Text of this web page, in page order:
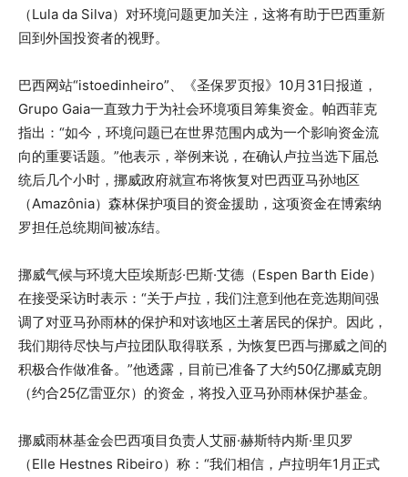
（Lula da Silva）对环境问题更加关注，这将有助于巴西重新
回到外国投资者的视野。
巴西网站“istoedinheiro”、《圣保罗页报》10月31日报道，
Grupo Gaia一直致力于为社会环境项目筹集资金。帕西菲克
指出：“如今，环境问题已在世界范围内成为一个影响资金流
向的重要话题。”他表示，举例来说，在确认卢拉当选下届总
统后几个小时，挪威政府就宣布将恢复对巴西亚马孙地区
（Amazônia）森林保护项目的资金援助，这项资金在博索纳
罗担任总统期间被冻结。
挪威气候与环境大臣埃斯彭·巴斯·艾德（Espen Barth Eide）
在接受采访时表示：“关于卢拉，我们注意到他在竞选期间强
调了对亚马孙雨林的保护和对该地区土著居民的保护。因此，
我们期待尽快与卢拉团队取得联系，为恢复巴西与挪威之间的
积极合作做准备。”他透露，目前已准备了大约50亿挪威克朗
（约合25亿雷亚尔）的资金，将投入亚马孙雨林保护基金。
挪威雨林基金会巴西项目负责人艾丽·赫斯特内斯·里贝罗
（Elle Hestnes Ribeiro）称：“我们相信，卢拉明年1月正式